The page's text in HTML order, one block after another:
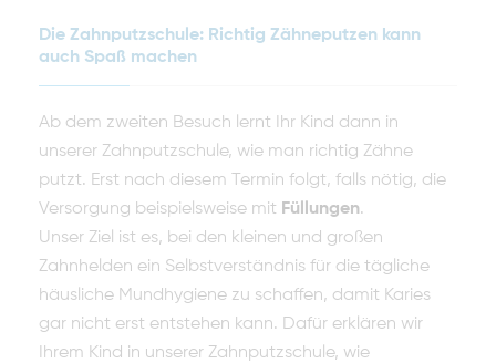
Die Zahnputzschule: Richtig Zähneputzen kann
auch Spaß machen
Ab dem zweiten Besuch lernt Ihr Kind dann in
unserer Zahnputzschule, wie man richtig Zähne
putzt. Erst nach diesem Termin folgt, falls nötig, die
Versorgung beispielsweise mit Füllungen.
Unser Ziel ist es, bei den kleinen und großen
Zahnhelden ein Selbstverständnis für die tägliche
häusliche Mundhygiene zu schaffen, damit Karies
gar nicht erst entstehen kann. Dafür erklären wir
Ihrem Kind in unserer Zahnputzschule, wie